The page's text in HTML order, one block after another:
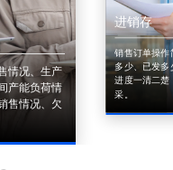
情况、生产
产能负荷情
售情况、欠
进销存
销售订单操作
多少、已发多
进度一清二楚
采。